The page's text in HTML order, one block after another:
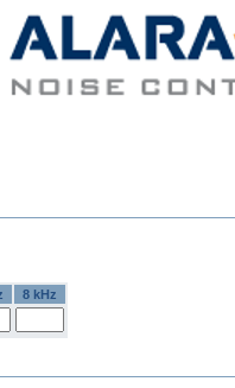
8 kHz